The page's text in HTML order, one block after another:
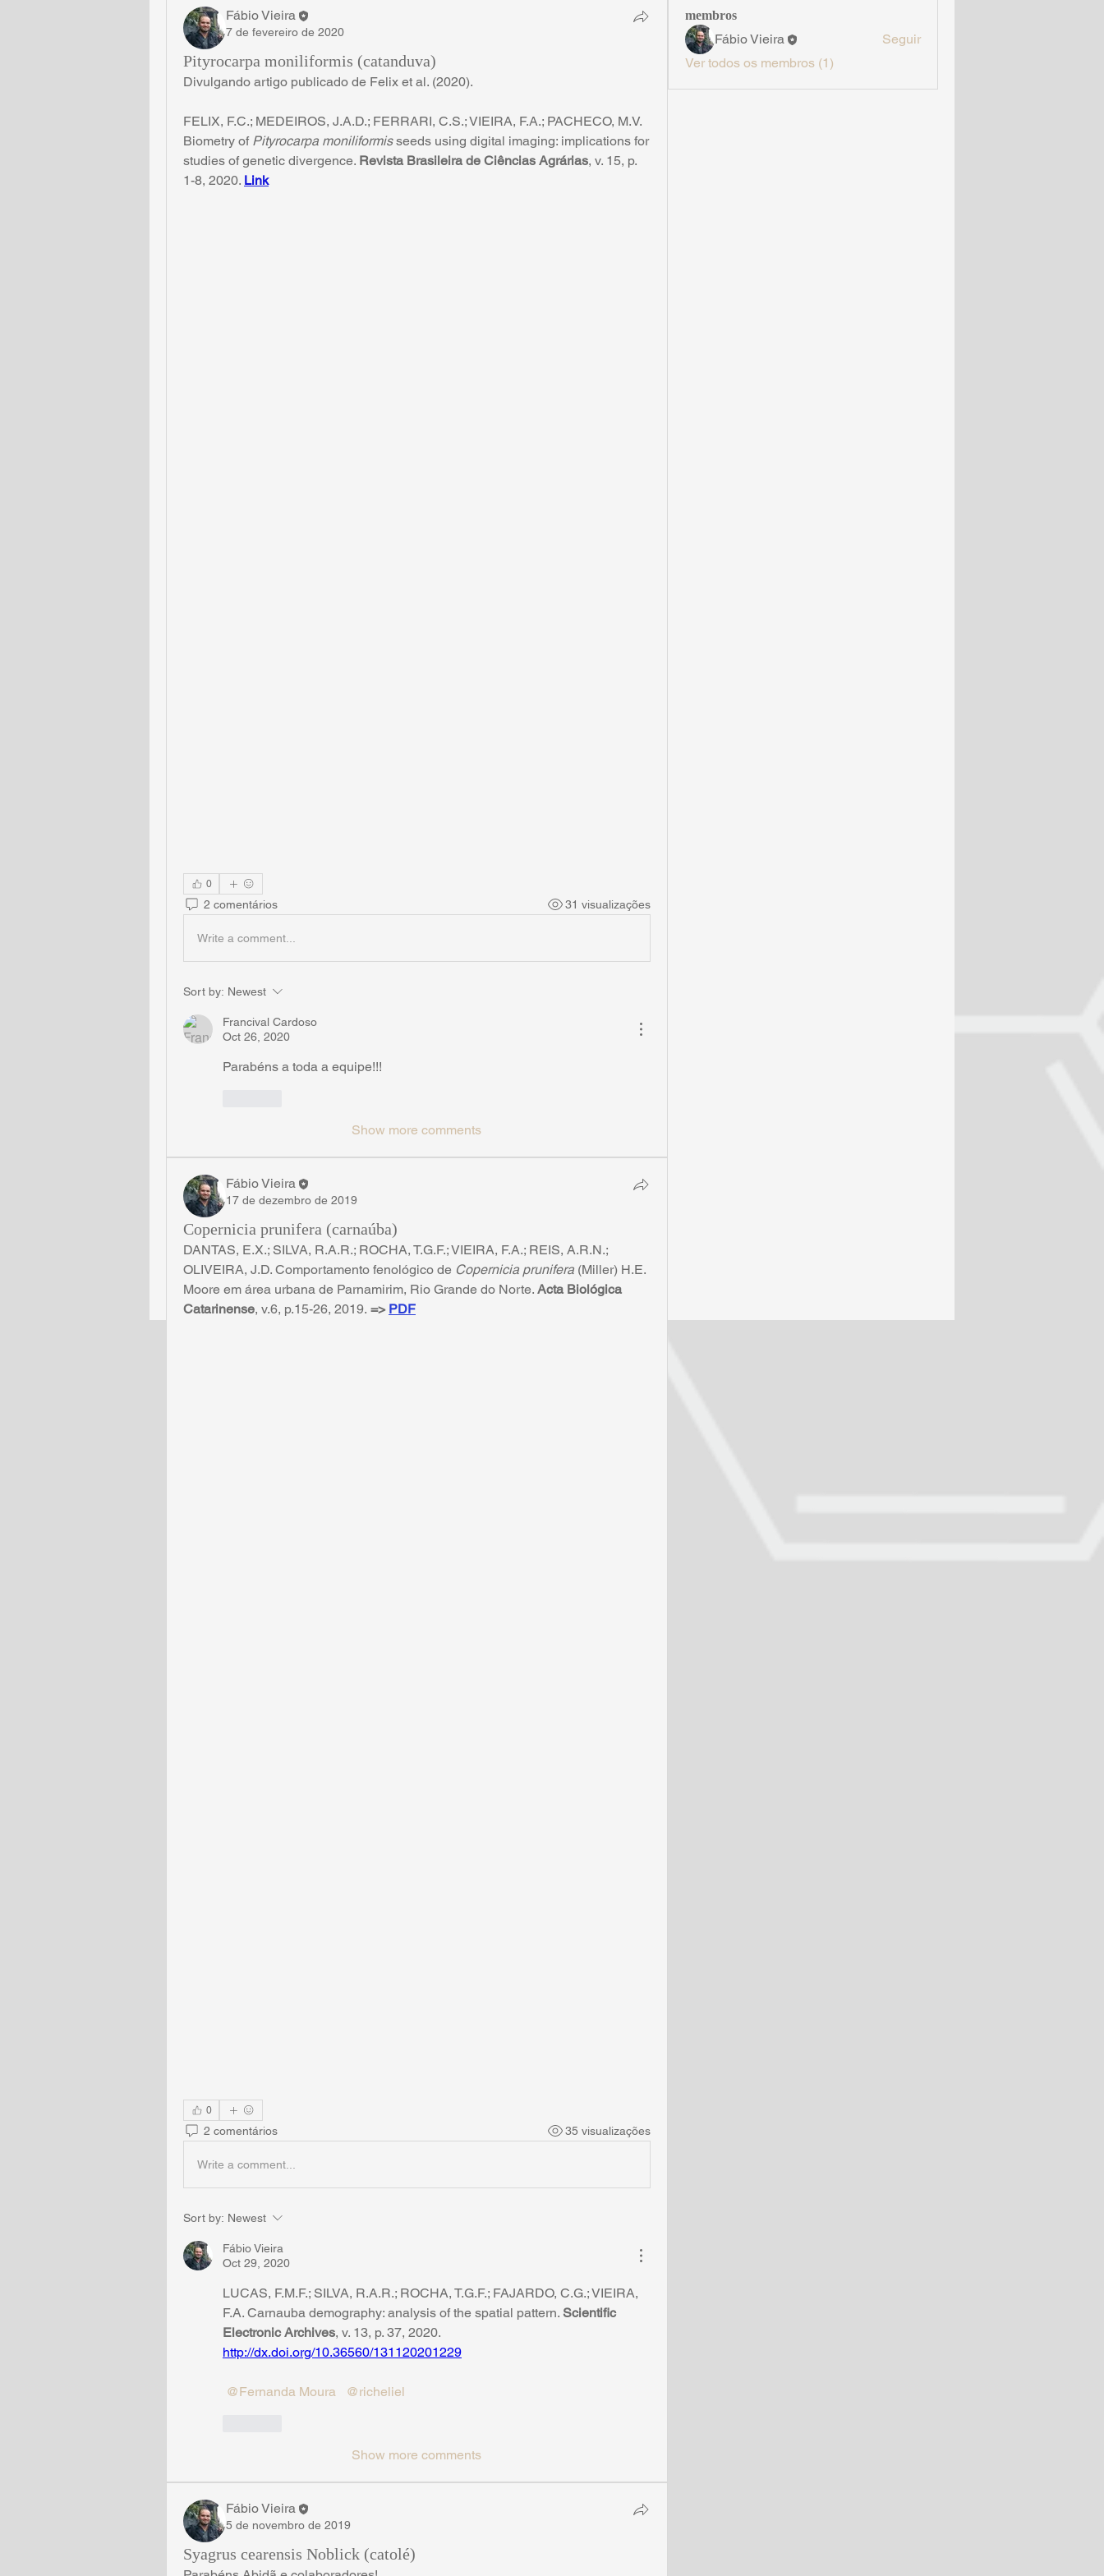
Fábio Vieira
7 de fevereiro de 2020
Pityrocarpa moniliformis (catanduva)
Divulgando artigo publicado de Felix et al. (2020).
FELIX, F.C.; MEDEIROS, J.A.D.; FERRARI, C.S.; VIEIRA, F.A.; PACHECO, M.V.
Biometry of Pityrocarpa moniliformis seeds using digital imaging: implications for
studies of genetic divergence. Revista Brasileira de Ciências Agrárias, v. 15, p.
1-8, 2020. Link
0
2 comentários 31 visualizações
Write a comment...
Sort by: Newest
Francival Cardoso
Oct 26, 2020
Parabéns a toda a equipe!!!
Show more comments
Fábio Vieira
17 de dezembro de 2019
Copernicia prunifera (carnaúba)
DANTAS, E.X.; SILVA, R.A.R.; ROCHA, T.G.F.; VIEIRA, F.A.; REIS, A.R.N.;
OLIVEIRA, J.D. Comportamento fenológico de Copernicia prunifera (Miller) H.E.
Moore em área urbana de Parnamirim, Rio Grande do Norte. Acta Biológica
Catarinense, v.6, p.15-26, 2019. => PDF
0
2 comentários 35 visualizações
Write a comment...
Sort by: Newest
Fábio Vieira
Oct 29, 2020
LUCAS, F.M.F.; SILVA, R.A.R.; ROCHA, T.G.F.; FAJARDO, C.G.; VIEIRA,
F.A. Carnauba demography: analysis of the spatial pattern. Scientific
Electronic Archives, v. 13, p. 37, 2020.
http://dx.doi.org/10.36560/131120201229
@Fernanda Moura @richeliel
Show more comments
Fábio Vieira
5 de novembro de 2019
Syagrus cearensis Noblick (catolé)
membros
Fábio Vieira
Seguir
Ver todos os membros (1)